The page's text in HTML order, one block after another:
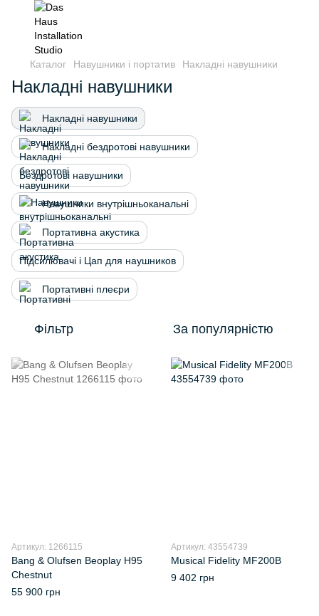
Каталог Навушники і портатив Накладні навушники
Накладні навушники
Накладні навушники
Накладні бездротові навушники
Бездротові навушники
Навушники внутрішньоканальні
Портативна акустика
Підсилювачі і Цап для наушников
Портативні плеєри
Фільтр За популярністю
Артикул: 1266115
Bang & Olufsen Beoplay H95
Chestnut
55 900 грн
Артикул: 43554739
Musical Fidelity MF200B
9 402 грн